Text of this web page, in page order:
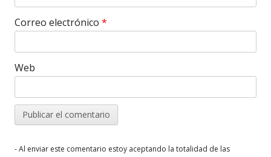
Correo electrónico *
Web
- Al enviar este comentario estoy aceptando la totalidad de las